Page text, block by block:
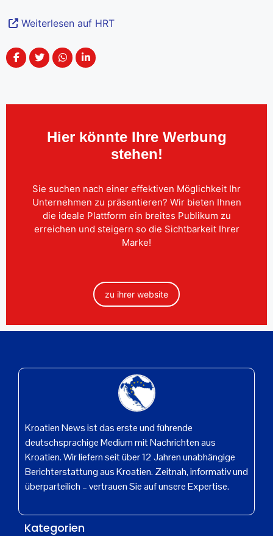
Weiterlesen auf HRT
Hier könnte Ihre Werbung
stehen!
Sie suchen nach einer effektiven Möglichkeit Ihr
Unternehmen zu präsentieren? Wir bieten Ihnen
die ideale Plattform ein breites Publikum zu
erreichen und steigern so die Sichtbarkeit Ihrer
Marke!
zu ihrer website
Kroatien News ist das erste und führende
deutschsprachige Medium mit Nachrichten aus
Kroatien. Wir liefern seit über 12 Jahren unabhängige
Berichterstattung aus Kroatien. Zeitnah, informativ und
überparteilich – vertrauen Sie auf unsere Expertise.
Kategorien